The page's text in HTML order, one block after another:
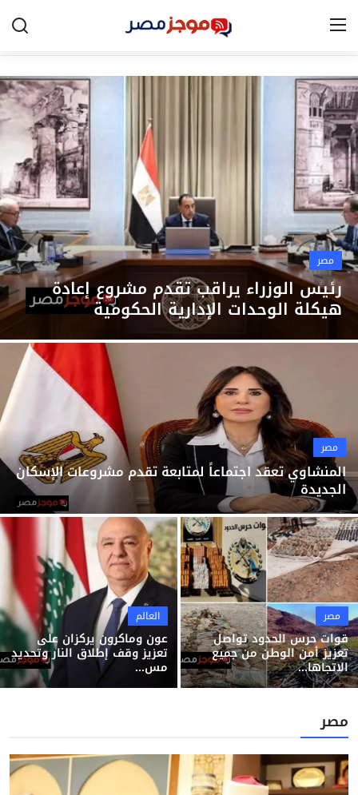
الرئيسية
مصر
الخليج
العالم
الرياضة
اقتصاد
تكنولوجيا
التعليم
منوعات
مصر
رئيس الوزراء يراقب تقدم مشروع إعادة
هيكلة الوحدات الإدارية الحكومية
مصر
المنشاوي تعقد اجتماعاً لمتابعة تقدم مشروعات الإسكان
الجديدة
مصر
قوات حرس الحدود تواصل
تعزيز أمن الوطن من جميع
الاتجاها...
العالم
عون وماكرون يركزان على
تعزيز وقف إطلاق النار وتحديد
مس...
مصر